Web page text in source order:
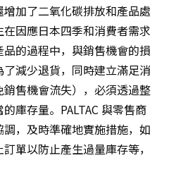
簡体中文 繫体中文
加了二氧化碳排放和產品處
因應日本四季和消費者需求
的過程中，與銷售機會的損
減少退貨，同時建立滿足消
售機會流失），必須透過整
庫存量。PALTAC 與零售商
，及時準確地實施措施，如
單以防止產生過量庫存等，